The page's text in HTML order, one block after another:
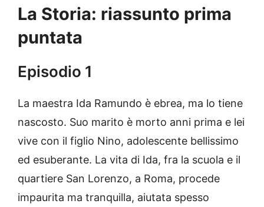
La Storia: riassunto prima
puntata
Episodio 1
La maestra Ida Ramundo è ebrea, ma lo tiene
nascosto. Suo marito è morto anni prima e lei
vive con il figlio Nino, adolescente bellissimo
ed esuberante. La vita di Ida, fra la scuola e il
quartiere San Lorenzo, a Roma, procede
impaurita ma tranquilla, aiutata spesso